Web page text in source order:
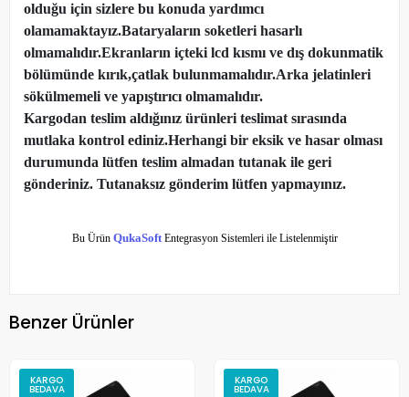
olduğu için sizlere bu konuda yardımcı
olamamaktayız.Bataryaların soketleri hasarlı
olmamalıdır.Ekranların içteki lcd kısmı ve dış dokunmatik
bölümünde kırık,çatlak bulunmamalıdır.Arka jelatinleri
sökülmemeli ve yapıştırıcı olmamalıdır.
Kargodan teslim aldığınız ürünleri teslimat sırasında
mutlaka kontrol ediniz.Herhangi bir eksik ve hasar olması
durumunda lütfen teslim almadan tutanak ile geri
gönderiniz. Tutanaksız gönderim lütfen yapmayınız.
Bu Ürün QukaSoftEntegrasyon Sistemleri ile Listelenmiştir
Benzer Ürünler
KARGO
BEDAVA
KARGO
BEDAVA